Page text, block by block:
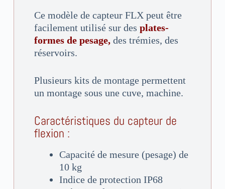
Ce modèle de capteur FLX peut être
facilement utilisé sur des plates-
formes de pesage,des trémies, des
réservoirs.
Plusieurs kits de montage permettent
un montage sous une cuve, machine.
Caractéristiques du capteur de
flexion :
Capacité de mesure (pesage) de
10 kg
Indice de protection IP68